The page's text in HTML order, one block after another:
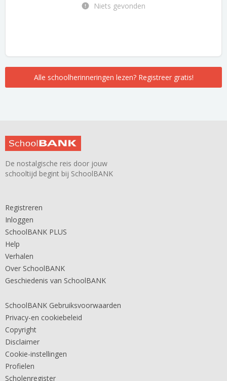
Niets gevonden
Alle schoolherinneringen lezen? Registreer gratis!
De nostalgische reis door jouw
schooltijd begint bij SchoolBANK
Registreren
Inloggen
SchoolBANK PLUS
Help
Verhalen
Over SchoolBANK
Geschiedenis van SchoolBANK
SchoolBANK Gebruiksvoorwaarden
Privacy-en cookiebeleid
Copyright
Disclaimer
Cookie-instellingen
Profielen
Scholenregister